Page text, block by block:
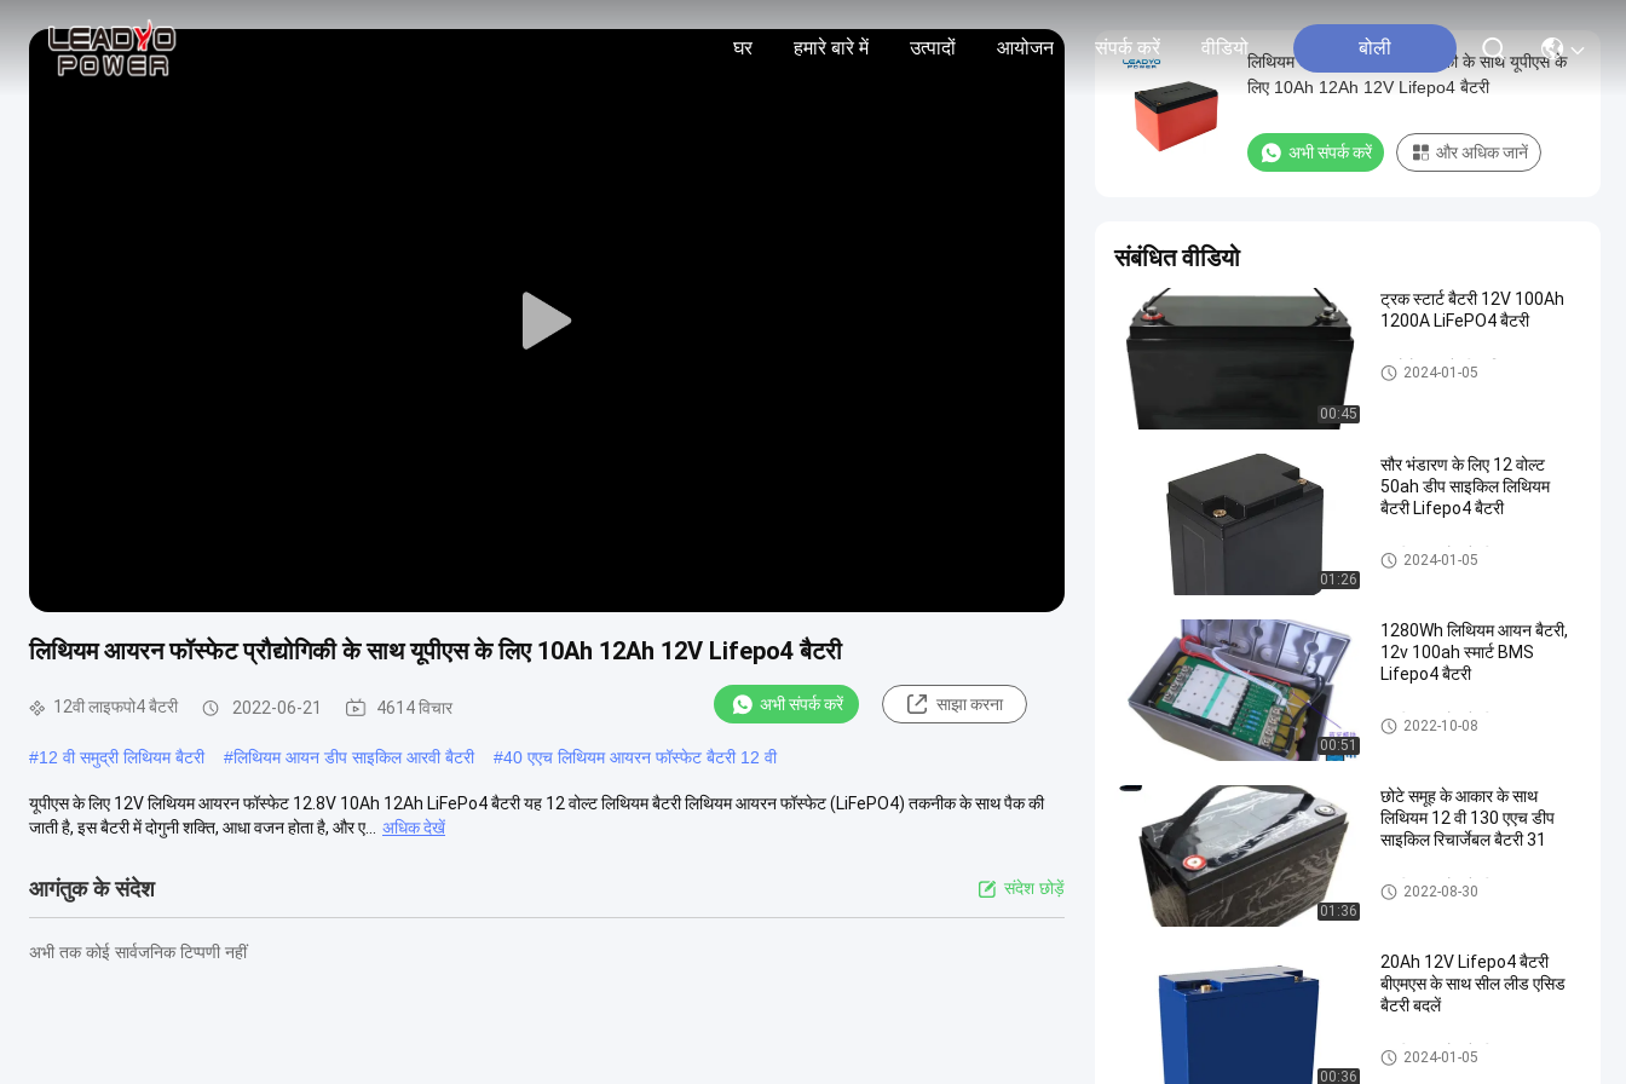
घर हमारे बारे में उत्पादों आयोजन संपर्क करें वीडियो बोली
Play
लिथियम आयरन फॉस्फेट प्रौद्योगिकी के साथ यूपीएस के लिए 10Ah 12Ah 12V Lifepo4 बैटरी
12वी लाइफपो4 बैटरी 2022-06-21 4614 विचार अभी संपर्क करें साझा करना
#12 वी समुद्री लिथियम बैटरी #लिथियम आयन डीप साइकिल आरवी बैटरी #40 एएच लिथियम आयरन फॉस्फेट बैटरी 12 वी
यूपीएस के लिए 12V लिथियम आयरन फॉस्फेट 12.8V 10Ah 12Ah LiFePo4 बैटरी यह 12 वोल्ट लिथियम बैटरी लिथियम आयरन फॉस्फेट (LiFePO4) तकनीक के साथ पैक की
जाती है, इस बैटरी में दोगुनी शक्ति, आधा वजन होता है, और ए...
अधिक देखें
आगंतुक के संदेश संदेश छोड़ें
अभी तक कोई सार्वजनिक टिप्पणी नहीं
लिथियम आयरन फॉस्फेट प्रौद्योगिकी के साथ यूपीएस के
लिए 10Ah 12Ah 12V Lifepo4 बैटरी
अभी संपर्क करें और अधिक जानें
संबंधित वीडियो
00:45
ट्रक स्टार्ट बैटरी 12V 100Ah
1200A LiFePO4 बैटरी
ऑटोमोबाइल बैटरी प्रतिस्थापन
2024-01-05
01:26
सौर भंडारण के लिए 12 वोल्ट
50ah डीप साइकिल लिथियम
बैटरी Lifepo4 बैटरी
12वी लाइफपो4 बैटरी
2024-01-05
00:51
1280Wh लिथियम आयन बैटरी,
12v 100ah स्मार्ट BMS
Lifepo4 बैटरी
12वी लाइफपो4 बैटरी
2022-10-08
01:36
छोटे समूह के आकार के साथ
लिथियम 12 वी 130 एएच डीप
साइकिल रिचार्जेबल बैटरी 31
12वी लाइफपो4 बैटरी
2022-08-30
00:36
20Ah 12V Lifepo4 बैटरी
बीएमएस के साथ सील लीड एसिड
बैटरी बदलें
12वी लाइफपो4 बैटरी
2024-01-05